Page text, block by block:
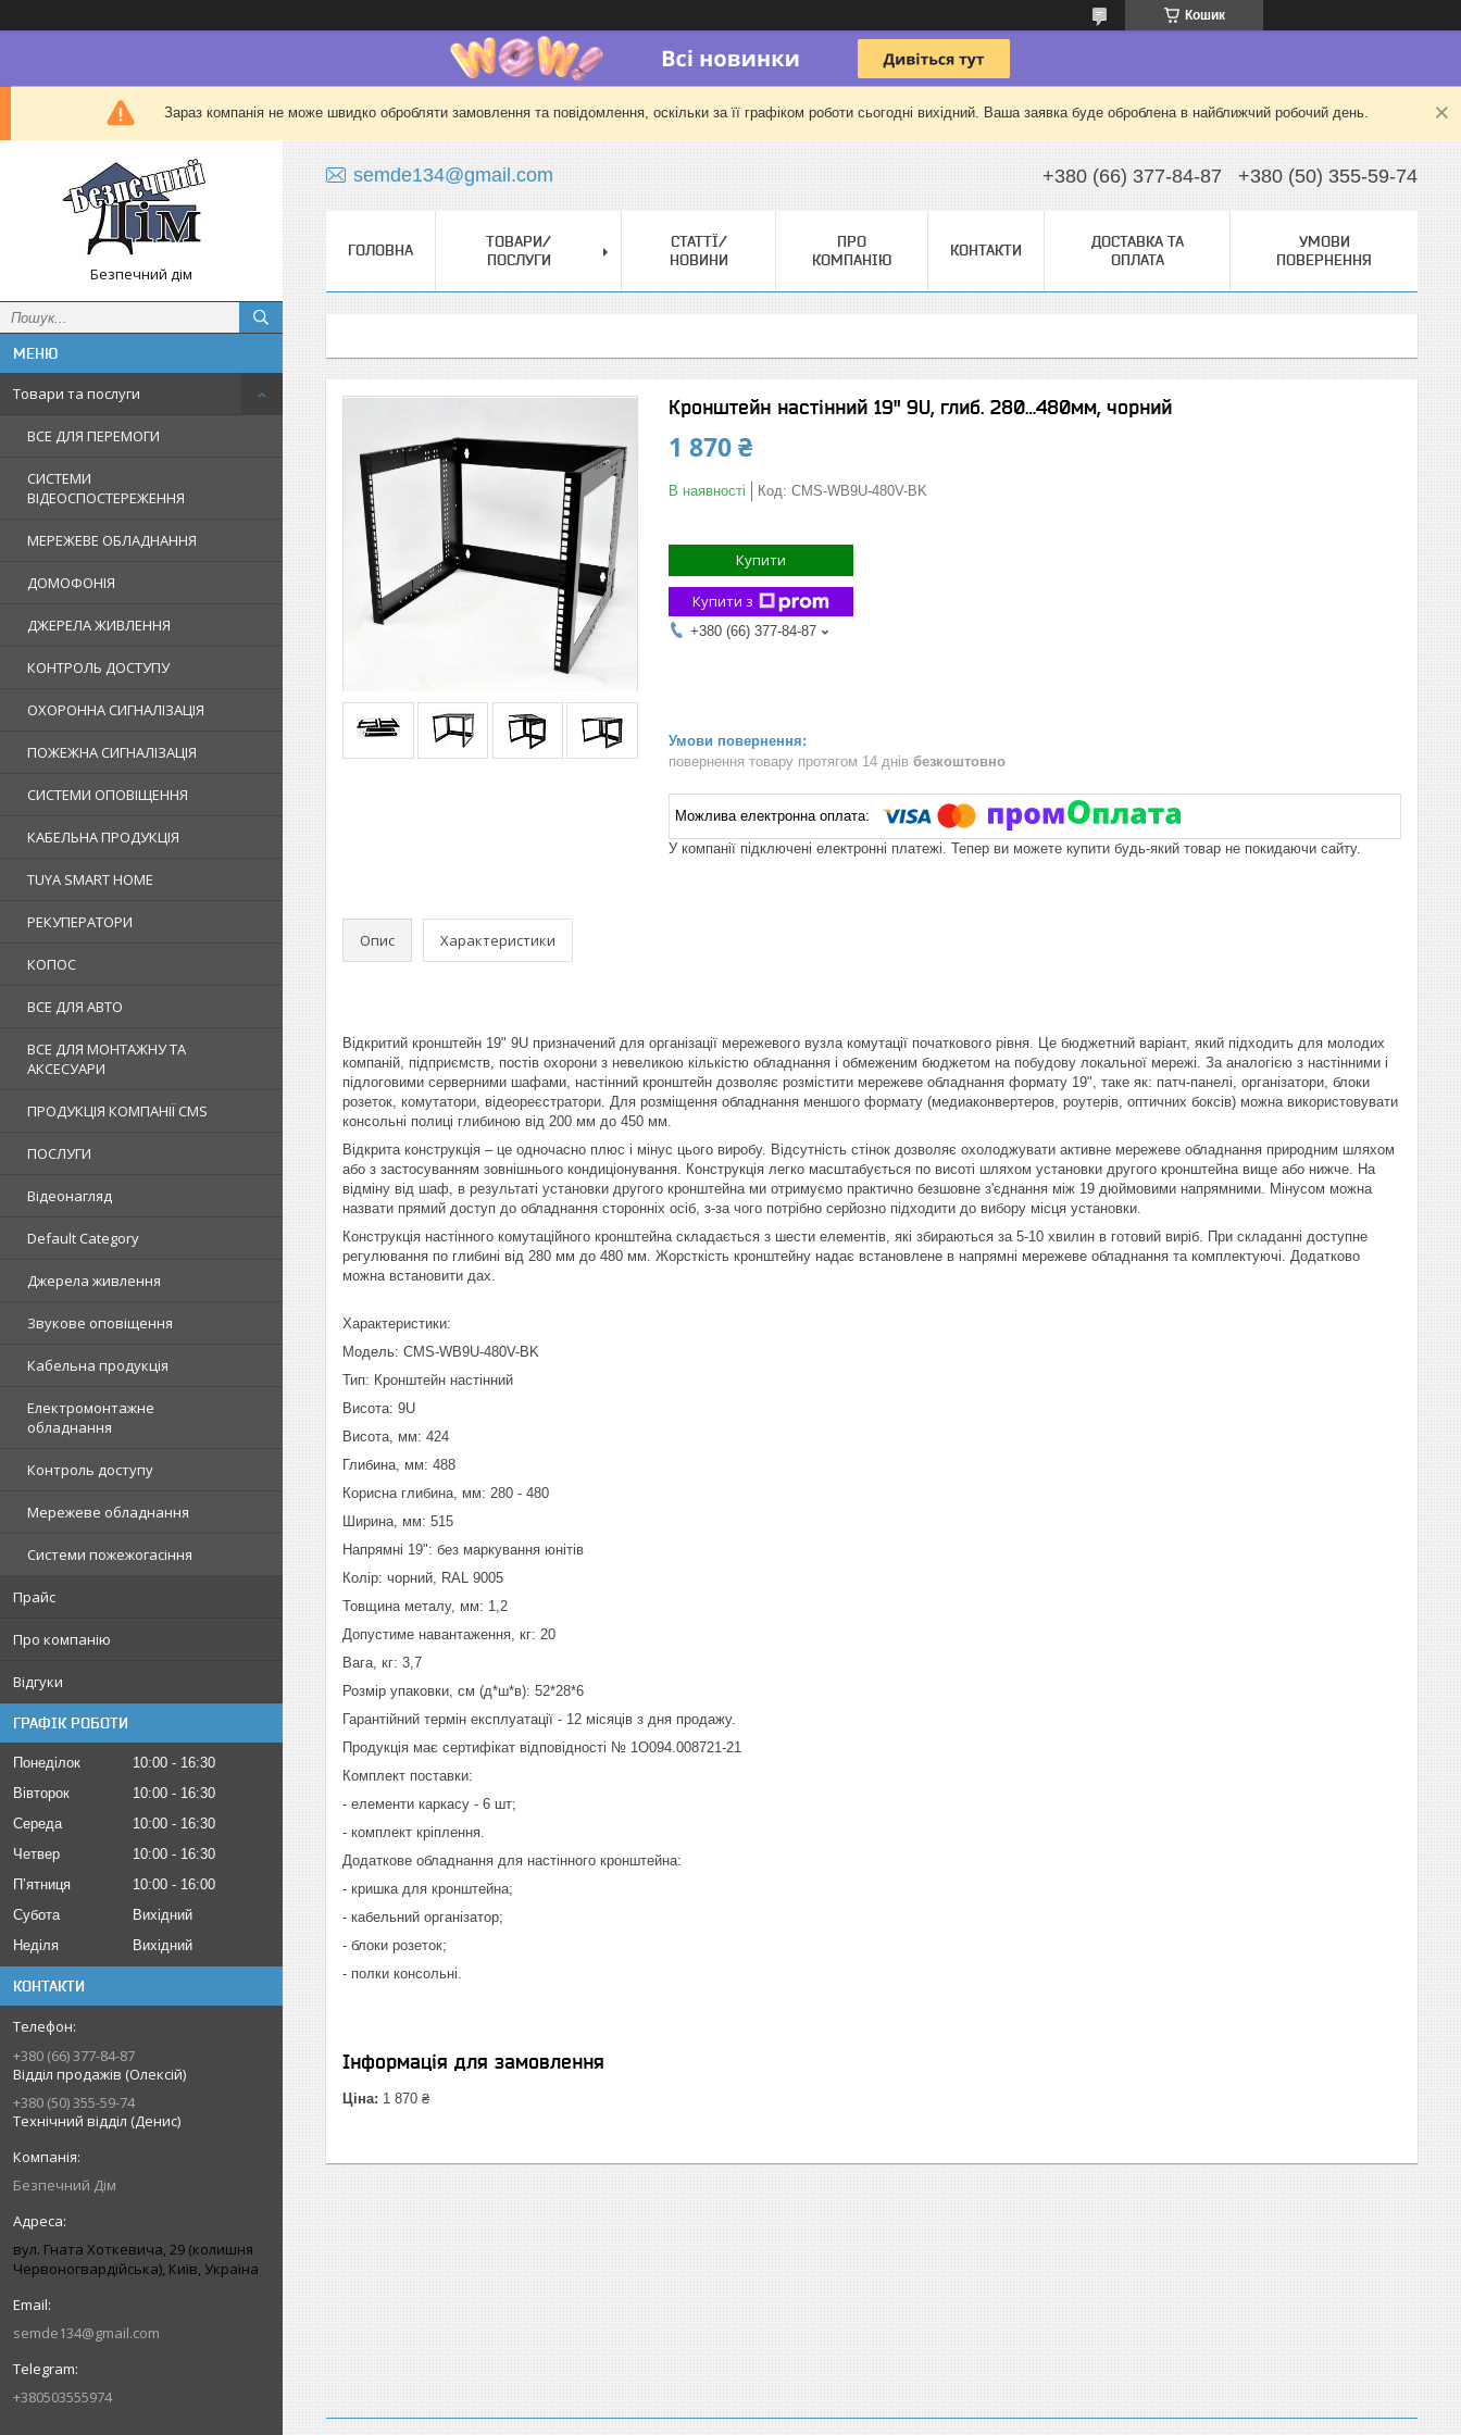
Кошик
Зараз компанія не може швидко обробляти замовлення та повідомлення, оскільки за її графіком роботи сьогодні вихідний. Ваша заявка буде оброблена в найближчий робочий день.
Безпечний дім
Товари та послуги
ВСЕ ДЛЯ ПЕРЕМОГИ
СИСТЕМИ
ВІДЕОСПОСТЕРЕЖЕННЯ
МЕРЕЖЕВЕ ОБЛАДНАННЯ
ДОМОФОНІЯ
ДЖЕРЕЛА ЖИВЛЕННЯ
КОНТРОЛЬ ДОСТУПУ
ОХОРОННА СИГНАЛІЗАЦІЯ
ПОЖЕЖНА СИГНАЛІЗАЦІЯ
СИСТЕМИ ОПОВІЩЕННЯ
КАБЕЛЬНА ПРОДУКЦІЯ
TUYA SMART HOME
РЕКУПЕРАТОРИ
КОПОС
ВСЕ ДЛЯ АВТО
ВСЕ ДЛЯ МОНТАЖНУ ТА
АКСЕСУАРИ
ПРОДУКЦІЯ КОМПАНІЇ CMS
ПОСЛУГИ
Відеонагляд
Default Category
Джерела живлення
Звукове оповіщення
Кабельна продукція
Електромонтажне
обладнання
Контроль доступу
Мережеве обладнання
Системи пожежогасіння
Прайс
Про компанію
Відгуки
ГРАФІК РОБОТИ
Понеділок 10:00
16:30
Вівторок
10:00
16:30
Середа
10:00
16:30
Четвер
10:00
16:30
Пʼятниця
10:00
16:00
Субота
Вихідний
Неділя
Вихідний
КОНТАКТИ
+380 (66) 377-84-87
Відділ продажів (Олексій)
+380 (50) 355-59-74
Технічний відділ (Денис)
Безпечний Дім
вул. Гната Хоткевича, 29 (колишня
Червоногвардійська), Київ, Україна
semde134@gmail.com
+380503555974
semde134@gmail.com +380 (66) 377-84-87 +380 (50) 355-59-74
ГОЛОВНА
ТОВАРИ/
ПОСЛУГИ
СТАТТЇ/
НОВИНИ
ПРО
КОМПАНІЮ
КОНТАКТИ
ДОСТАВКА ТА
ОПЛАТА
УМОВИ
ПОВЕРНЕННЯ
Кронштейн настінний 19" 9U, глиб. 280…480мм, чорний
1 870 ₴
В наявності Код: CMS-WB9U-480V-BK
Купити
Купити з
+380 (66) 377-84-87
повернення товару протягом 14 днів безкоштовно
У компанії підключені електронні платежі. Тепер ви можете купити будь-який товар не покидаючи сайту.
Опис Характеристики
Відкритий кронштейн 19" 9U призначений для організації мережевого вузла комутації початкового рівня. Це бюджетний варіант, який підходить для молодих
компаній, підприємств, постів охорони з невеликою кількістю обладнання і обмеженим бюджетом на побудову локальної мережі. За аналогією з настінними і
підлоговими серверними шафами, настінний кронштейн дозволяє розмістити мережеве обладнання формату 19", таке як: патч-панелі, організатори, блоки
розеток, комутатори, відеореєстратори. Для розміщення обладнання меншого формату (медиаконвертеров, роутерів, оптичних боксів) можна використовувати
консольні полиці глибиною від 200 мм до 450 мм.
Відкрита конструкція – це одночасно плюс і мінус цього виробу. Відсутність стінок дозволяє охолоджувати активне мережеве обладнання природним шляхом
або з застосуванням зовнішнього кондиціонування. Конструкція легко масштабується по висоті шляхом установки другого кронштейна вище або нижче. На
відміну від шаф, в результаті установки другого кронштейна ми отримуємо практично безшовне з'єднання між 19 дюймовими напрямними. Мінусом можна
назвати прямий доступ до обладнання сторонніх осіб, з-за чого потрібно серйозно підходити до вибору місця установки.
Конструкція настінного комутаційного кронштейна складається з шести елементів, які збираються за 5-10 хвилин в готовий виріб. При складанні доступне
регулювання по глибині від 280 мм до 480 мм. Жорсткість кронштейну надає встановлене в напрямні мережеве обладнання та комплектуючі. Додатково
можна встановити дах.
Характеристики:
Модель: CMS-WB9U-480V-BK
Тип: Кронштейн настінний
Висота: 9U
Висота, мм: 424
Глибина, мм: 488
Корисна глибина, мм: 280 - 480
Ширина, мм: 515
Напрямні 19": без маркування юнітів
Колір: чорний, RAL 9005
Товщина металу, мм: 1,2
Допустиме навантаження, кг: 20
Вага, кг: 3,7
Розмір упаковки, см (д*ш*в): 52*28*6
Гарантійний термін експлуатації - 12 місяців з дня продажу.
Продукція має сертифікат відповідності № 1О094.008721-21
Комплект поставки:
- елементи каркасу - 6 шт;
- комплект кріплення.
Додаткове обладнання для настінного кронштейна:
- кришка для кронштейна;
- кабельний організатор;
- блоки розеток;
- полки консольні.
Інформація для замовлення
Ціна: 1 870 ₴